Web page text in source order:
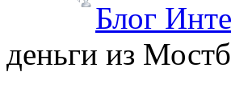
Блог
деньги из